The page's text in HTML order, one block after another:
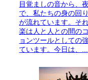
目覚ましの音から、
で、私たちの身の回
が流れています。そ
楽は人と人との間の
ョンツールとしての
ています。今日は、...